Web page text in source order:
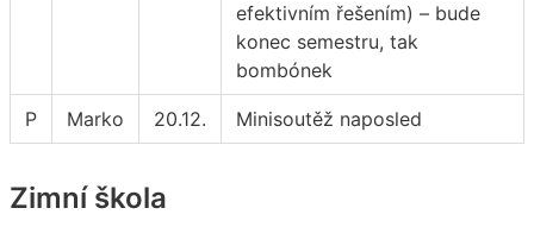
efektivním řešením) – bude
konec semestru, tak
bombónek
P Marko 20.12. Minisoutěž naposled
Zimní škola